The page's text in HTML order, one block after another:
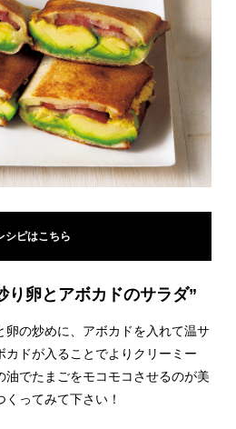
シピはこちら
り卵とアボカドのサラダ”
卵の炒めに、アボカドを入れて温サ
カドが入ることでよりクリーミー
油でたまごをモコモコさせるのが美
ってみて下さい！